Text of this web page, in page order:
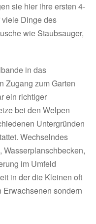
sie hier ihre ersten 4-
Dinge des
wie Staubsauger,
in das
Zugang zum Garten
ein richtiger
bei den Welpen
Untergründen
Wechselndes
im Umfeld
in der die Kleinen oft
Erwachsenen sondern